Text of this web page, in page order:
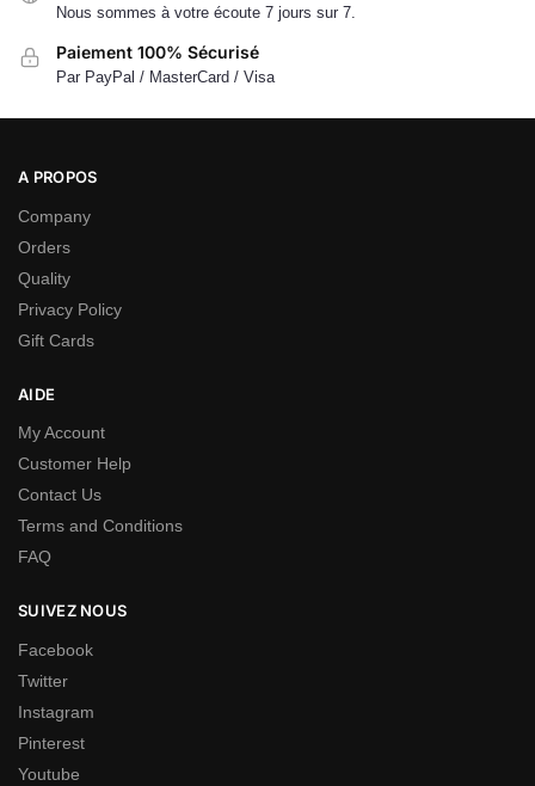
Nous sommes à votre écoute 7 jours sur 7.
Paiement 100% Sécurisé
Par PayPal / MasterCard / Visa
A PROPOS
Company
Orders
Quality
Privacy Policy
Gift Cards
AIDE
My Account
Customer Help
Contact Us
Terms and Conditions
FAQ
SUIVEZ NOUS
Facebook
Twitter
Instagram
Pinterest
Youtube